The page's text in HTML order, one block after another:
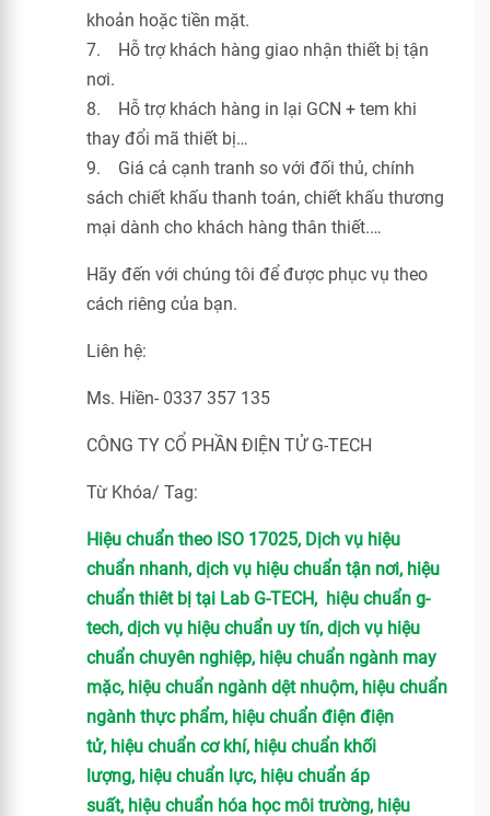
khoản hoặc tiền mặt.
7. Hỗ trợ khách hàng giao nhận thiết bị tận
nơi.
8. Hỗ trợ khách hàng in lại GCN + tem khi
thay đổi mã thiết bị…
9. Giá cả cạnh tranh so với đối thủ, chính
sách chiết khấu thanh toán, chiết khấu thương
mại dành cho khách hàng thân thiết.…
Hãy đến với chúng tôi để được phục vụ theo
cách riêng của bạn.
Liên hệ:
Ms. Hiền- 0337 357 135
CÔNG TY CỔ PHẦN ĐIỆN TỬ G-TECH
Từ Khóa/ Tag:
Hiệu chuẩn theo ISO 17025, Dịch vụ hiệu
chuẩn nhanh, dịch vụ hiệu chuẩn tận nơi, hiệu
chuẩn thiêt bị tại Lab G-TECH, hiệu chuẩn g-
tech, dịch vụ hiệu chuẩn uy tín, dịch vụ hiệu
chuẩn chuyên nghiệp, hiệu chuẩn ngành may
mặc, hiệu chuẩn ngành dệt nhuộm, hiệu chuẩn
ngành thực phẩm, hiệu chuẩn điện điện
tử, hiệu chuẩn cơ khí, hiệu chuẩn khối
lượng, hiệu chuẩn lực, hiệu chuẩn áp
suất, hiệu chuẩn hóa học môi trường, hiệu